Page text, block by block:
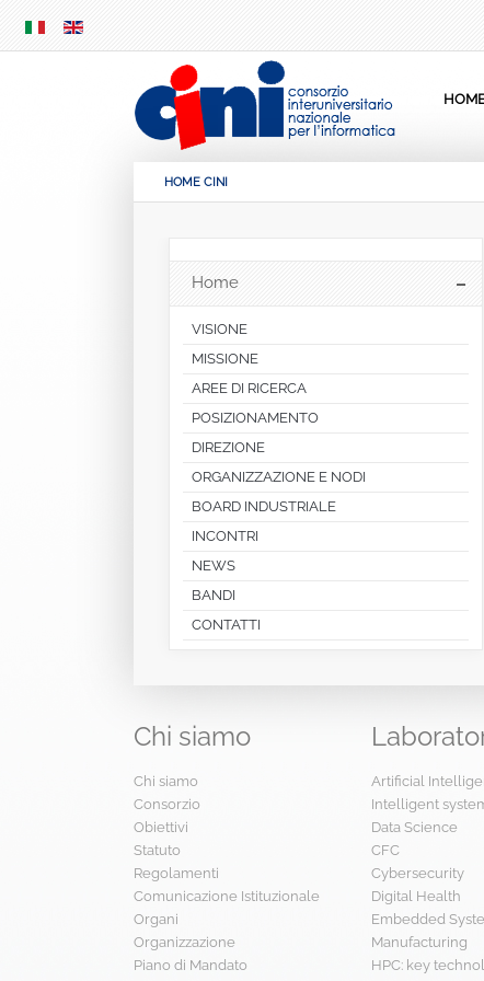
MENU
HOME CINI
Home
VISIONE
MISSIONE
AREE DI RICERCA
POSIZIONAMENTO
DIREZIONE
ORGANIZZAZIONE E NODI
BOARD INDUSTRIALE
INCONTRI
NEWS
BANDI
CONTATTI
Chi siamo
Chi siamo
Consorzio
Obiettivi
Statuto
Regolamenti
Comunicazione Istituzionale
Organi
Organizzazione
Piano di Mandato
Artificial
Intelligent
Data Science
CFC
Cybersecurity
Digital Health
Embedded
Manufacturing
HPC: key